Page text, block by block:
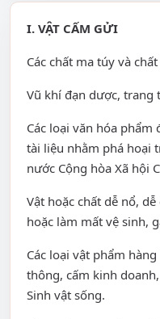
I. VẬT CẤM GỬI
Các chất ma túy và
Vũ khí đạn dược, trang
Các loại văn hóa
tài liệu nhằm phá hoại
nước Cộng hòa Xã hội
Vật hoặc chất dễ nổ,
hoặc làm mất vệ sinh,
Các loại vật phẩm
thông, cấm kinh
Sinh vật sống.